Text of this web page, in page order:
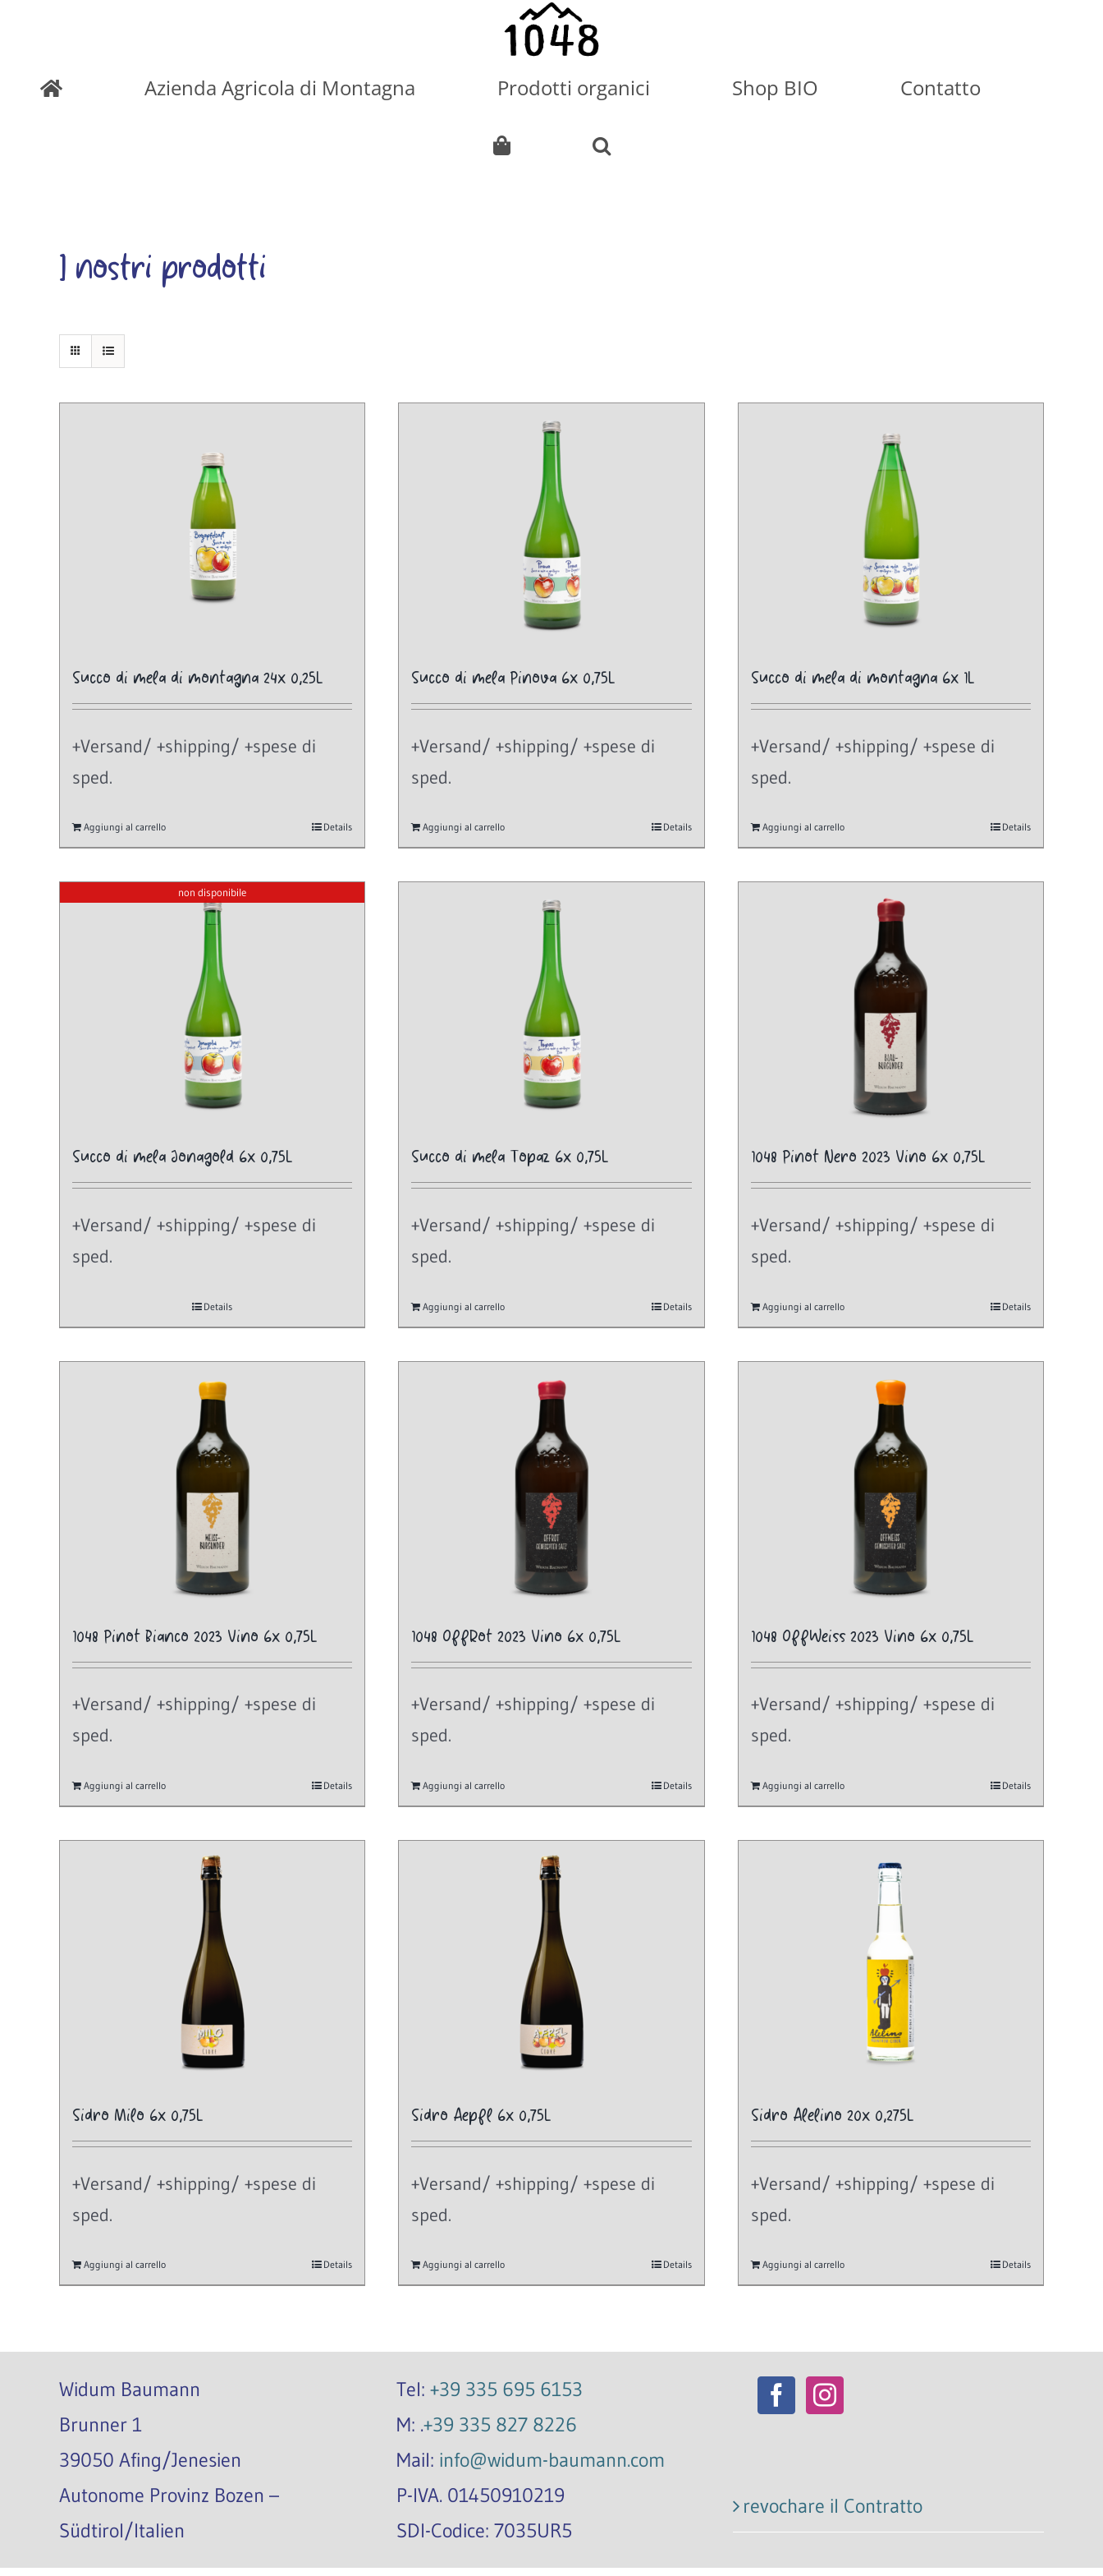
content
Azienda Agricola di Montagna Prodotti organici Shop BIO Contatto
I nostri prodotti
Succo di mela di montagna 24x 0,25L
+Versand/ +shipping/ +spese di
sped.
Aggiungi al carrello Details
Succo di mela Pinova 6x 0,75L
+Versand/ +shipping/ +spese di
sped.
Aggiungi al carrello Details
Succo di mela di montagna 6x 1L
+Versand/ +shipping/ +spese di
sped.
Aggiungi al carrello Details
non disponibile
Succo di mela Jonagold 6x 0,75L
+Versand/ +shipping/ +spese di
sped.
Details
Succo di mela Topaz 6x 0,75L
+Versand/ +shipping/ +spese di
sped.
Aggiungi al carrello Details
1048 Pinot Nero 2023 Vino 6x 0,75L
+Versand/ +shipping/ +spese di
sped.
Aggiungi al carrello Details
1048 Pinot Bianco 2023 Vino 6x 0,75L
+Versand/ +shipping/ +spese di
sped.
Aggiungi al carrello Details
1048 OffRot 2023 Vino 6x 0,75L
+Versand/ +shipping/ +spese di
sped.
Aggiungi al carrello Details
1048 OffWeiss 2023 Vino 6x 0,75L
+Versand/ +shipping/ +spese di
sped.
Aggiungi al carrello Details
Sidro Milo 6x 0,75L
+Versand/ +shipping/ +spese di
sped.
Aggiungi al carrello Details
Sidro Aepfl 6x 0,75L
+Versand/ +shipping/ +spese di
sped.
Aggiungi al carrello Details
Sidro Alelino 20x 0,275L
+Versand/ +shipping/ +spese di
sped.
Aggiungi al carrello Details
Widum Baumann
Brunner 1
39050 Afing/Jenesien
Autonome Provinz Bozen –
Südtirol/Italien
Tel: +39 335 695 6153
M: .+39 335 827 8226
Mail: info@widum-baumann.com
P-IVA. 01450910219
SDI-Codice: 7035UR5
revochare il Contratto